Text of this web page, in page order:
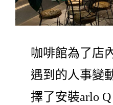
咖啡館為了店
遇到的人事變
擇了安裝arlo